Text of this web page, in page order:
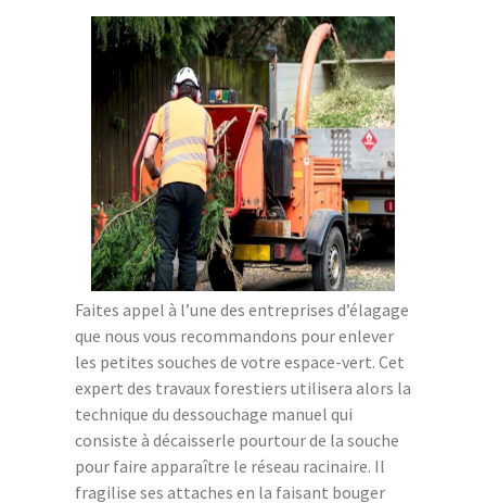
Faites appel à l’une des entreprises d’élagage
que nous vous recommandons pour enlever
les petites souches de votre espace-vert. Cet
expert des travaux forestiers utilisera alors la
technique du dessouchage manuel qui
consiste à décaisserle pourtour de la souche
pour faire apparaître le réseau racinaire. Il
fragilise ses attaches en la faisant bouger